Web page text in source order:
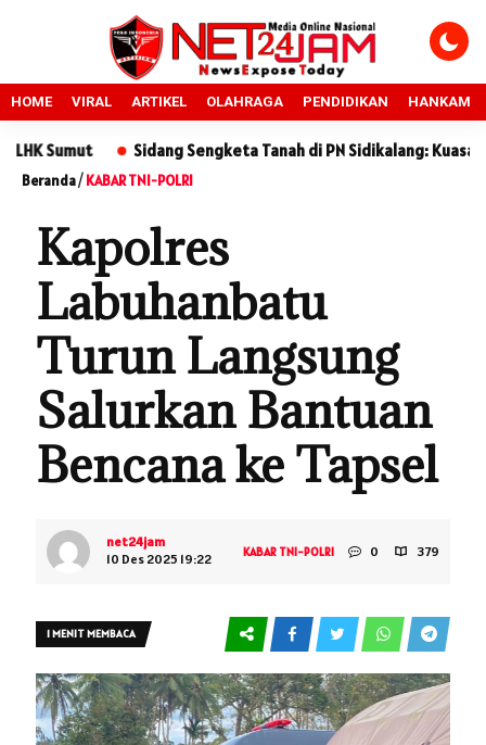
HOME VIRAL ARTIKEL OLAHRAGA PENDIDIKAN HANKAM
Sidang Sengketa Tanah di PN Sidikalang: Kuasa Hukum
Beranda/KABAR TNI-POLRI
Kapolres
Labuhanbatu
Turun Langsung
Salurkan Bantuan
Bencana ke Tapsel
net24jam
10 Des 2025 19:22
KABAR TNI-POLRI 0 379
1 MENIT MEMBACA